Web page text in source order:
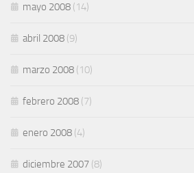
mayo 2008 (14)
abril 2008 (9)
marzo 2008 (10)
febrero 2008 (7)
enero 2008 (4)
diciembre 2007 (8)